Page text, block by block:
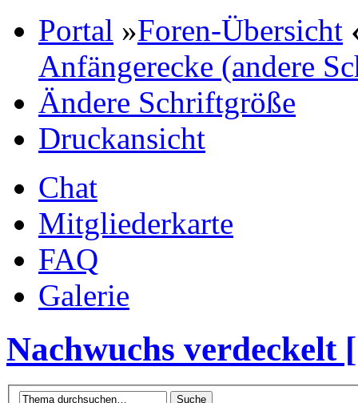
Portal »Foren-Übersicht
Anfängerecke (andere
Ändere Schriftgröße
Druckansicht
Chat
Mitgliederkarte
FAQ
Galerie
Nachwuchs verdeckelt